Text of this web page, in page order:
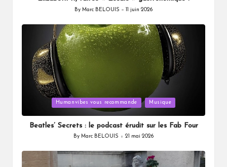
Posted
By Marc BELOUIS 11 juin 2026
Humanvibes vous recommande Musique
Beatles’ Secrets : le podcast érudit sur les Fab Four
Posted
By Marc BELOUIS 21 mai 2026